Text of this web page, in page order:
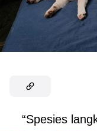
“Spesies